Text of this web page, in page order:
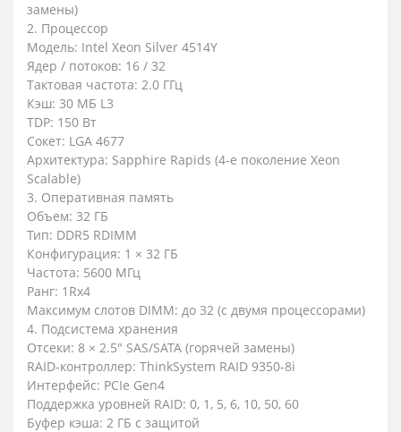
замены)
2. Процессор
Модель: Intel Xeon Silver 4514Y
Ядер / потоков: 16 / 32
Тактовая частота: 2.0 ГГц
Кэш: 30 МБ L3
TDP: 150 Вт
Сокет: LGA 4677
Архитектура: Sapphire Rapids (4-е поколение Xeon
Scalable)
3. Оперативная память
Объем: 32 ГБ
Тип: DDR5 RDIMM
Конфигурация: 1 × 32 ГБ
Частота: 5600 МГц
Ранг: 1Rx4
Максимум слотов DIMM: до 32 (с двумя процессорами)
4. Подсистема хранения
Отсеки: 8 × 2.5" SAS/SATA (горячей замены)
RAID-контроллер: ThinkSystem RAID 9350-8i
Интерфейс: PCIe Gen4
Поддержка уровней RAID: 0, 1, 5, 6, 10, 50, 60
Буфер кэша: 2 ГБ с защитой